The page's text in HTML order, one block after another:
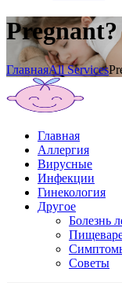
Pregnant?
ГлавнаяAll Services
Главная
Аллергия
Вирусные
Инфекции
Гинекология
Другое
Болезнь
Советы